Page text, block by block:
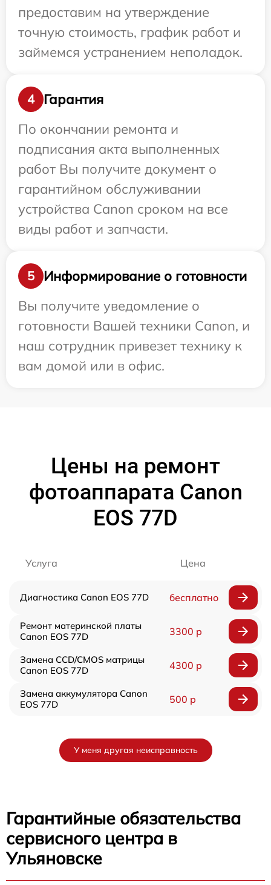
предоставим на утверждение
точную стоимость, график работ и
займемся устранением неполадок.
4
Гарантия
По окончании ремонта и
подписания акта выполненных
работ Вы получите документ о
гарантийном обслуживании
устройства Canon сроком на все
виды работ и запчасти.
5
Информирование о готовности
Вы получите уведомление о
готовности Вашей техники Canon, и
наш сотрудник привезет технику к
вам домой или в офис.
Цены на ремонт
фотоаппарата Canon
EOS 77D
Услуга Цена
Диагностика Canon EOS 77D бесплатно
Ремонт материнской платы
Canon EOS 77D
3300 р
Замена CCD/CMOS матрицы
Canon EOS 77D
4300 р
Замена аккумулятора Canon
EOS 77D
500 р
У меня другая неисправность
Гарантийные обязательства
сервисного центра в
Ульяновске